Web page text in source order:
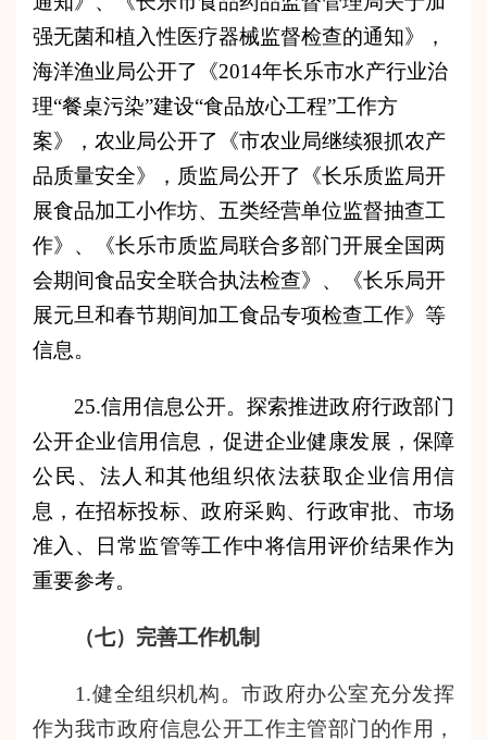
强无菌和植入性医疗器械监督检查的通知》
，
海洋渔业局公开了《2014年长乐市水产行业治
理“餐桌污染”建设“食品放心工程”工作方
案》
，农业局公开了
《市农业局继续狠抓农产
品质量安全》
，质监局公开了
《长乐质监局开
展食品加工小作坊、五类经营单位监督抽查工
作》 、《长乐市质监局联合多部门开展全国两
会期间食品安全联合执法检查》、
《长乐局开
展元旦和春节期间加工食品专项检查工作》等
信息。
25.信用信息公开。探索推进政府行政部门
公开企业信用信息，促进企业健康发展，保障
公民、法人和其他组织依法获取企业信用信
息，在招标投标、政府采购、行政审批、市场
准入、日常监管等工作中将信用评价结果作为
重要参考。
（七）完善工作机制
1.健全组织机构。市政府办公室充分发挥
作为我市政府信息公开工作主管部门的作用，